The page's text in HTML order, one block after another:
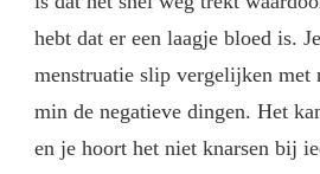
hebt dat er een laagje bloed is.
menstruatie slip vergelijken met
min de negatieve dingen. Het
en je hoort het niet knarsen bij